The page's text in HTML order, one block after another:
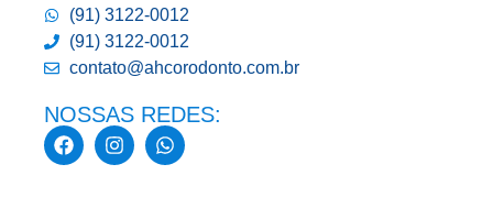
(91) 3122-0012
(91) 3122-0012
contato@ahcorodonto.com.br
NOSSAS REDES: